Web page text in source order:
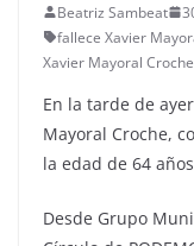
Beatriz Sambeat
fallece Xavier
Xavier Mayoral Croche
En la tarde de
Mayoral Croche,
la edad de 64
Desde Grupo